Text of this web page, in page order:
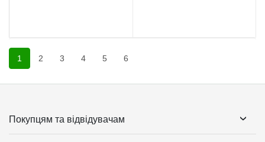
1 2 3 4 5 6
Покупцям та відвідувачам